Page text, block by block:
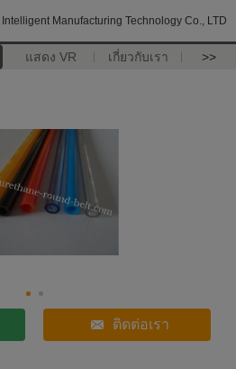
Manufacturing Technology Co., LTD
แสดง VR เกี่ยวกับเรา >>
ติดต่อเรา